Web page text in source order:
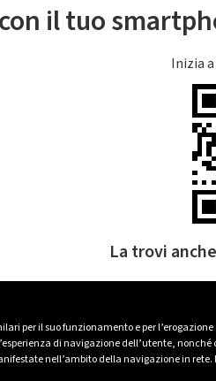
per il suo funzionamento e per
di navigazione dell’utente,
nell’ambito della navigazione in rete.
il tuo
Inizia
La trovi